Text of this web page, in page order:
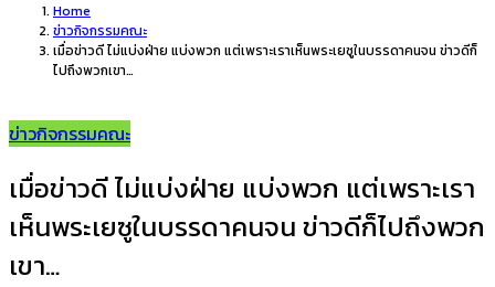
Home
ข่าวกิจกรรมคณะ
เมื่อข่าวดี ไม่แบ่งฝ่าย แบ่งพวก แต่เพราะเราเห็นพระเยซูในบรรดาคนจน ข่าวดีก็
ไปถึงพวกเขา…
ข่าวกิจกรรมคณะ
เมื่อข่าวดี ไม่แบ่งฝ่าย แบ่งพวก แต่เพราะเรา
เห็นพระเยซูในบรรดาคนจน ข่าวดีก็ไปถึงพวก
เขา…